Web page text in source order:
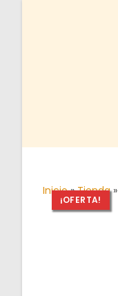
Inicio»Tienda»
¡OFERTA!